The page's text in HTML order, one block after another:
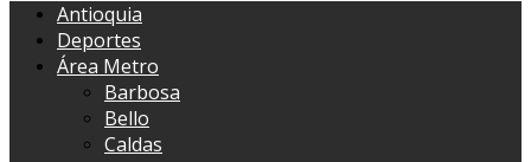
Antioquia
Deportes
Área Metro
Barbosa
Bello
Caldas